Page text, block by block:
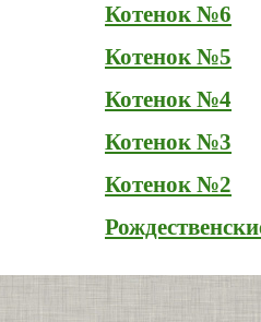
Котенок №6
Котенок №5
Котенок №4
Котенок №3
Котенок №2